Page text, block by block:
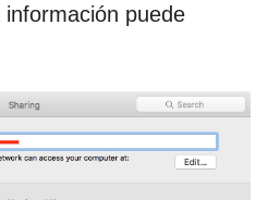
puede